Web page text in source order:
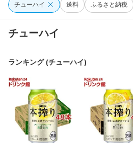
チューハイ 送料 ふるさと納税
チューハイ
ランキング (チューハイ)